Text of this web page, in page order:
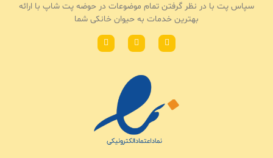
سپاس پت با در نظر گرفتن تمام موضوعات در حوضه پت شاپ با ارائه
بهترین خدمات به حیوان خانکی شما